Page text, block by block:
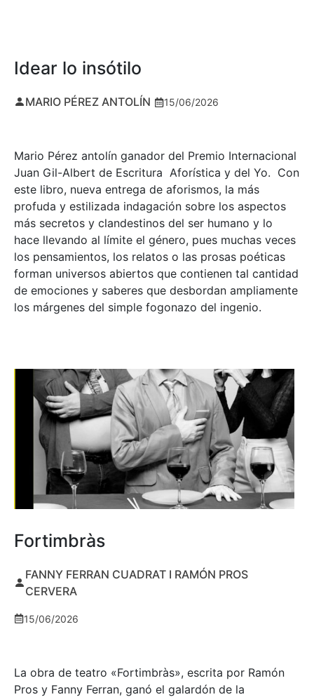
Idear lo insótilo
MARIO PÉREZ ANTOLÍN 15/06/2026
Mario Pérez antolín ganador del Premio Internacional
Juan Gil-Albert de Escritura Aforística y del Yo. Con
este libro, nueva entrega de aforismos, la más
profuda y estilizada indagación sobre los aspectos
más secretos y clandestinos del ser humano y lo
hace llevando al límite el género, pues muchas veces
los pensamientos, los relatos o las prosas poéticas
forman universos abiertos que contienen tal cantidad
de emociones y saberes que desbordan ampliamente
los márgenes del simple fogonazo del ingenio.
Fortimbràs
FANNY FERRAN CUADRAT I RAMÓN PROS
CERVERA
15/06/2026
La obra de teatro «Fortimbràs», escrita por Ramón
Pros y Fanny Ferran, ganó el galardón de la